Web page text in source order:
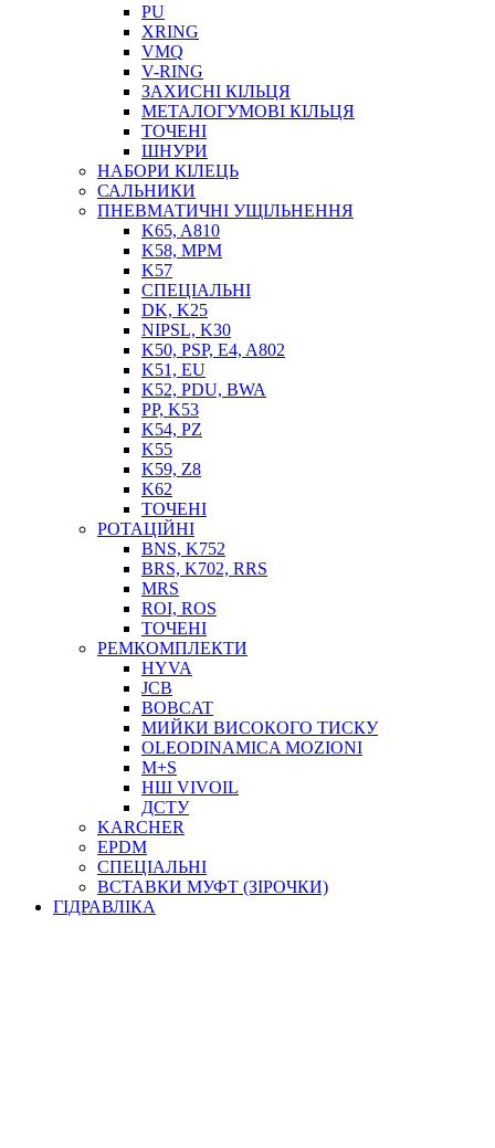
ПІСТОЛЕТИ
НАСОСИ ТА ПОМПИ
НАГНІТАЧІ
МУФТИ (НАСАДКИ) ДЛЯ ШПРИЦІВ
МАСЛЯНКИ, ЛІЙКИ
ПРЕС-МАСЛЯНКИ
ШЛАНГИ, ТРУБКИ
ШПРИЦИ МАСТИЛЬНІ
ТОСОЛ, АНТИФРИЗ
ОЛИВА-ПАЛИВО
ПОВІТРЯ-ВОДА
ДЛЯ ЗВАРЮВАННЯ
НАПІРНО-ВСМОКТУЮЧІ
ФІЛЬТРИ ДЛЯ ПАЛЬНОГО
ПІДДОНИ ДЛЯ БОЧОК
МОДУЛЬНІ АЗС
МЕТРОЛОГІЧНЕ ОБЛАДНАННЯ
ЛІЧИЛЬНИКИ І ВИТРАТОМІРИ ДЛЯ ПАЛЬНОГО
КОТУШКИ ДЛЯ ШЛАНГІВ
PU
XRING
VMQ
V-RING
ЗАХИСНІ КІЛЬЦЯ
МЕТАЛОГУМОВІ КІЛЬЦЯ
ТОЧЕНІ
ШНУРИ
НАБОРИ КІЛЕЦЬ
САЛЬНИКИ
ПНЕВМАТИЧНІ УЩІЛЬНЕННЯ
K65, A810
K58, MPM
K57
СПЕЦІАЛЬНІ
DK, K25
NIPSL, K30
K50, PSP, E4, A802
K51, EU
K52, PDU, BWA
PP, K53
K54, PZ
K55
K59, Z8
K62
ТОЧЕНІ
РОТАЦІЙНІ
BNS, K752
BRS, K702, RRS
MRS
ROI, ROS
ТОЧЕНІ
РЕМКОМПЛЕКТИ
HYVA
JCB
BOBCAT
МИЙКИ ВИСОКОГО ТИСКУ
OLEODINAMICA MOZIONI
M+S
НШ VIVOIL
ДСТУ
KARCHER
EPDM
СПЕЦІАЛЬНІ
ВСТАВКИ МУФТ (ЗІРОЧКИ)
ГІДРАВЛІКА